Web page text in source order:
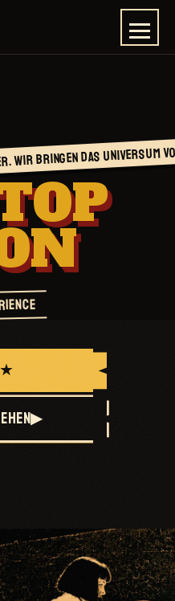
BRINGEN DAS UNIVERSUM
▶